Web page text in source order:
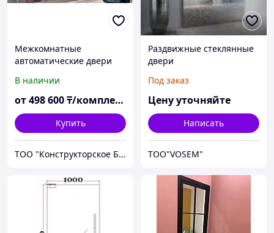
Межкомнатные
автоматические двери
В наличии
от498 600₸/комплект
Купить
ТОО "Конструкторское Бюро ШЛИМУТ"
Раздвижные стеклянные
двери
Под заказ
Цену уточняйте
Написать
ТОО"VOSEM"